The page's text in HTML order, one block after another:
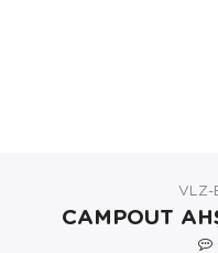
VLZ-
CAMPOUT